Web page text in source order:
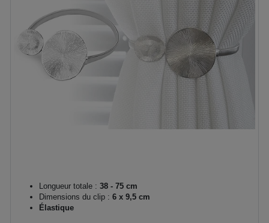
Longueur totale : 38 - 75 cm
Dimensions du clip : 6 x 9,5 cm
Élastique